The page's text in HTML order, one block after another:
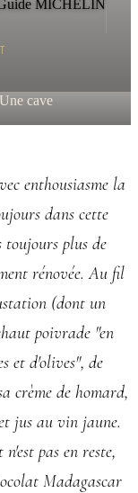
Une cave
enthousiasme la
dans cette
plus de
rénovée. Au fil
(dont un
poivrade "en
et d'olives", de
crème de homard,
jus au vin jaune.
pas en reste,
Madagascar